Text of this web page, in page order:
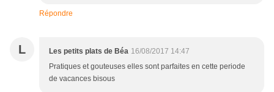
Répondre
L Les petits plats de Béa 16/08/2017 14:47
Pratiques et gouteuses elles sont parfaites en cette periode
de vacances bisous